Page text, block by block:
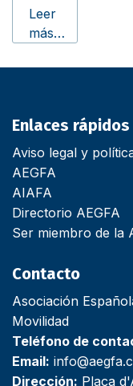
Leer
más…
Enlaces rápidos
Aviso legal y
AEGFA
AIAFA
Directorio AEGFA
Ser miembro de la
Contacto
Asociación
Movilidad
Teléfono de
Email:
Dirección: Plaça